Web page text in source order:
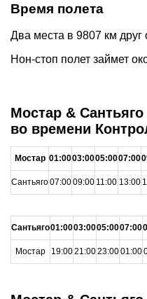
Время полета
Два места в 9807 км друг
Нон-стоп полет займет
Мостар &
во времени
Мостар 01:0003:0005:0007:00
Сантьяго07:0009:00 11:00 13:00
Сантьяго01:0003:0005:0007:00
Мостар 19:0021:0023:0001:00